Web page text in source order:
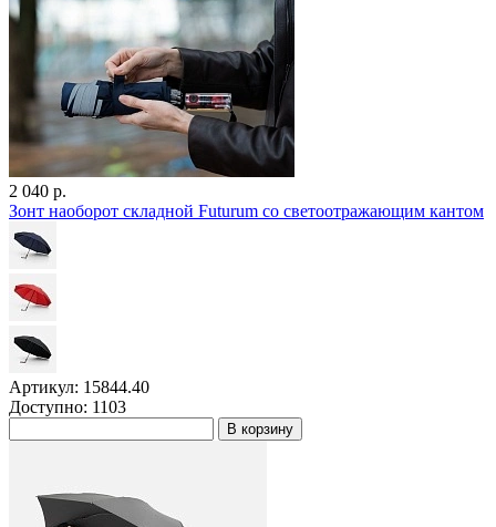
2 040 р.
Зонт наоборот складной Futurum со светоотражающим кантом
Артикул: 15844.40
Доступно: 1103
В корзину